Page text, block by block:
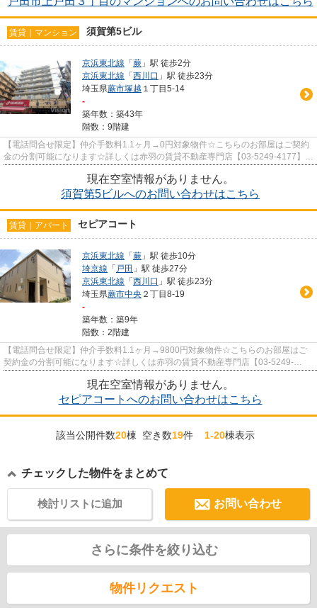
賃貸｜マンション 須賀第5ビル
京浜東北線 「蕨 」駅 徒歩2分
京浜東北線 「西川口 」駅 徒歩23分
埼玉県蕨市塚越 １丁目5-14
-
築年数：築43年
階数：9階建
【電話問合せ限定】仲介手数料1.1ヶ月→0円対象物件☆こちらのお部屋はご契約
金の分割可能になります☆詳しくは赤羽の賃貸不動産専門店【03-5249-4177】
VISION赤羽店までご連絡下さい！！
現在空室情報がありません。
須賀第5ビルへのお問い合わせはこちら
賃貸｜アパート セピアコート
京浜東北線 「蕨 」駅 徒歩10分
埼京線 「 戸田 」駅 徒歩27分
京浜東北線 「西川口 」駅 徒歩23分
埼玉県蕨市中央 ２丁目8-19
-
築年数：築9年
階数：2階建
【電話問合せ限定】仲介手数料1.1ヶ月→9800円対象物件☆こちらのお部屋はご
契約金の分割可能になります☆詳しくは赤羽の賃貸不動産専門店【03-5249-
4177】VISION赤羽店までご連絡下さい！！
現在空室情報がありません。
セピアコートへのお問い合わせはこちら
該当公開件数20棟 空き数19件1-20棟表示
チェックした物件をまとめて
お問い合わせ
検討リストに追加
さらに条件を絞り込む
物件リクエスト